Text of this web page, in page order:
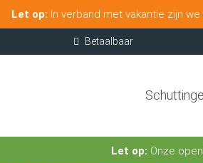
Let op: In verband met vakantie zijn
Betaalbaar
Let op: Onze